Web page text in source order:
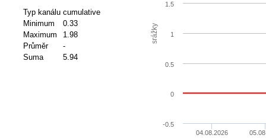
Typ kanálu cumulative
Minimum
0.33
Maximum
1.98
Průměr
-
Suma
5.94
srážky
04.08.2026
-0.5
0
0.5
1
1.5